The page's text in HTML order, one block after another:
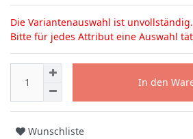
Die Variantenauswahl ist unvollständig.
Bitte für jedes Attribut eine Auswahl
In den
Wunschliste